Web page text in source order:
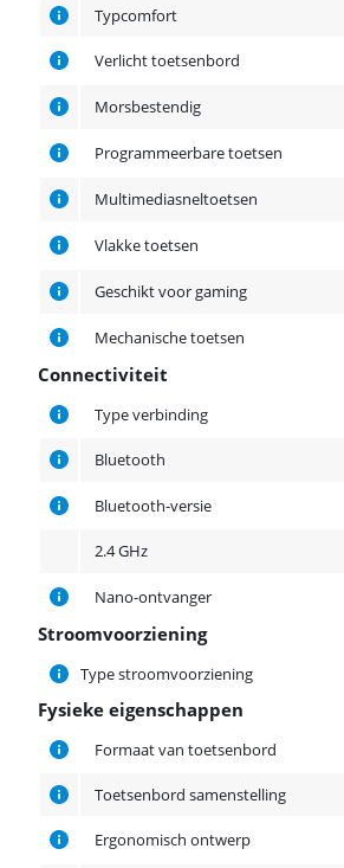
Typcomfort
Verlicht toetsenbord
Morsbestendig
Programmeerbare toetsen
Multimediasneltoetsen
Vlakke toetsen
Geschikt voor gaming
Mechanische toetsen
Connectiviteit
Connectiviteit
Type verbinding
Bluetooth
Bluetooth-versie
2.4 GHz
Nano-ontvanger
Stroomvoorziening
Stroomvoorziening
Type stroomvoorziening
Fysieke eigenschappen
Fysieke eigenschappen
Formaat van toetsenbord
Toetsenbord samenstelling
Ergonomisch ontwerp